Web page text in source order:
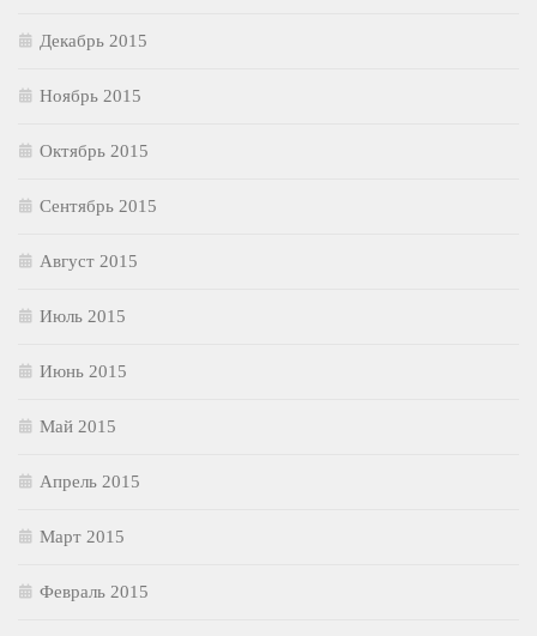
Декабрь 2015
Ноябрь 2015
Октябрь 2015
Сентябрь 2015
Август 2015
Июль 2015
Июнь 2015
Май 2015
Апрель 2015
Март 2015
Февраль 2015